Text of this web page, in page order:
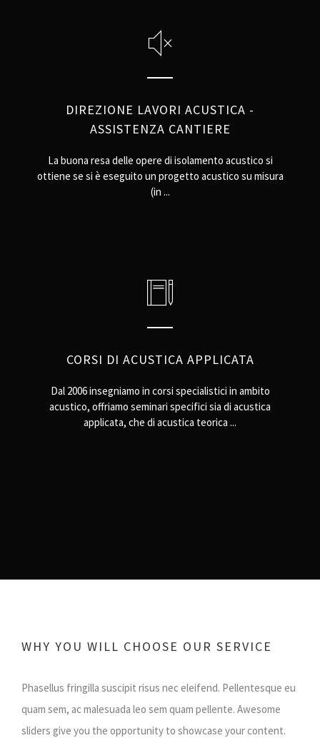
DIREZIONE LAVORI ACUSTICA -
ASSISTENZA CANTIERE
La buona resa delle opere di isolamento acustico si
ottiene se si è eseguito un progetto acustico su misura
(in ...
CORSI DI ACUSTICA APPLICATA
Dal 2006 insegniamo in corsi specialistici in ambito
acustico, offriamo seminari specifici sia di acustica
applicata, che di acustica teorica ...
WHY YOU WILL CHOOSE OUR SERVICE
Phasellus fringilla suscipit risus nec eleifend. Pellentesque eu
quam sem, ac malesuada leo sem quam pellente. Awesome
sliders give you the opportunity to showcase your content.